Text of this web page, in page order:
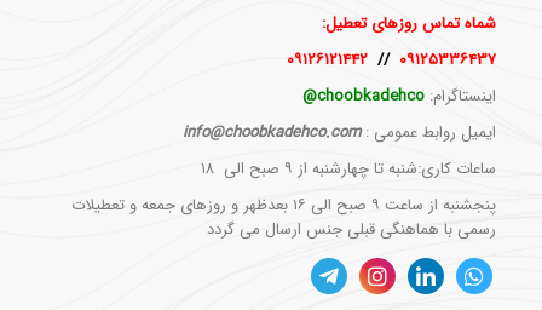
شماه تماس روزهای تعطیل:
۰۹۱۲۵۳۳۶۴۳۷ //
اینستاگرام: choobkadehco@
ایمیل روابط عمومی : info@choobkadehco.com
ساعات کاری:شنبه تا چهارشنبه از ۹ صبح الی ۱۸
پنجشنبه از ساعت ۹ صبح الی ۱۶ بعدظهر و روزهای جمعه و تعطیلات
رسمی با هماهنگی قبلی جنس ارسال می گردد